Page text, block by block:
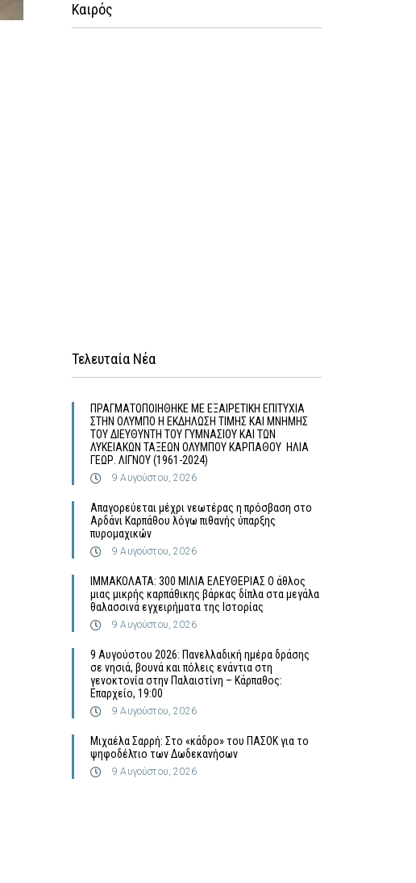
Καιρός
Τελευταία Νέα
ΠΡΑΓΜΑΤΟΠΟΙΗΘΗΚΕ ΜΕ ΕΞΑΙΡΕΤΙΚΗ ΕΠΙΤΥΧΙΑ
ΣΤΗΝ ΟΛΥΜΠΟ Η ΕΚΔΗΛΩΣΗ ΤΙΜΗΣ ΚΑΙ ΜΝΗΜΗΣ
ΤΟΥ ΔΙΕΥΘΥΝΤΗ ΤΟΥ ΓΥΜΝΑΣΙΟΥ ΚΑΙ ΤΩΝ
ΛΥΚΕΙΑΚΩΝ ΤΑΞΕΩΝ ΟΛΥΜΠΟΥ ΚΑΡΠΑΘΟΥ ΗΛΙΑ
ΓΕΩΡ. ΛΙΓΝΟΥ (1961-2024)
9 Αυγούστου, 2026
Απαγορεύεται μέχρι νεωτέρας η πρόσβαση στο
Αρδάνι Καρπάθου λόγω πιθανής ύπαρξης
πυρομαχικών
9 Αυγούστου, 2026
ΙΜΜΑΚΟΛΑΤΑ: 300 ΜΙΛΙΑ ΕΛΕΥΘΕΡΙΑΣ Ο άθλος
μιας μικρής καρπάθικης βάρκας δίπλα στα μεγάλα
θαλασσινά εγχειρήματα της Ιστορίας
9 Αυγούστου, 2026
9 Αυγούστου 2026: Πανελλαδική ημέρα δράσης
σε νησιά, βουνά και πόλεις ενάντια στη
γενοκτονία στην Παλαιστίνη – Κάρπαθος:
Επαρχείο, 19:00
9 Αυγούστου, 2026
Μιχαέλα Σαρρή: Στο «κάδρο» του ΠΑΣΟΚ για το
ψηφοδέλτιο των Δωδεκανήσων
9 Αυγούστου, 2026